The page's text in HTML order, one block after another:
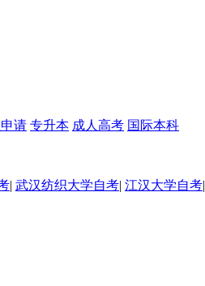
请 专升本 成人高考 国际本科
| 武汉纺织大学自考| 江汉大学自考|